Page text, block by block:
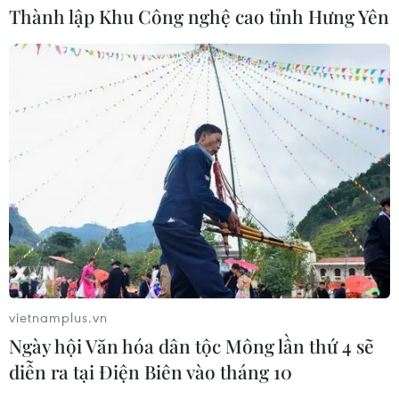
07/08/2026 12:16
Cảnh báo lũ trên lưu vực sông Thao
tại trạm Yên Bái
07/08/2026 11:51
Gỡ khó khăn triển khai dự án trọng
điểm quốc gia hồ Ka Pét
07/08/2026 11:24
Khắc phục "Thẻ vàng" IUU: Siết chặt
quản lý đội tàu
Thành lập Khu Công nghệ cao tỉnh Hưng Yên
vietnamplus.vn
Ngày hội Văn hóa dân tộc Mông lần thứ 4 sẽ
diễn ra tại Điện Biên vào tháng 10